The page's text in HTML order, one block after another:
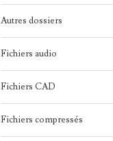
Autres dossiers
Fichiers audio
Fichiers CAD
Fichiers compressés